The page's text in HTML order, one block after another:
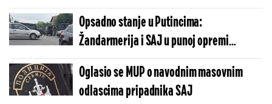
pratnjom u pravcu Beograda (FOTO)
Opsadno stanje u Putincima:
Žandarmerija i SAJ u punoj opremi
češljaju svaki pedalj ovog mesta (FOTO)
Oglasio se MUP o navodnim masovnim
odlascima pripadnika SAJ